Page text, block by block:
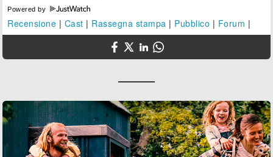
Powered by
Recensione | Cast | Rassegna stampa | Pubblico | Forum |